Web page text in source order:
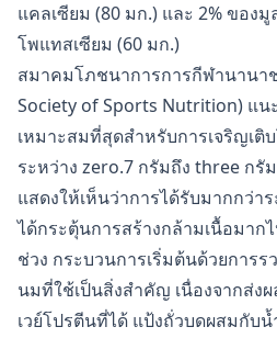
แคลเซียม (80 มก.) และ 2% ของ
โพแทสเซียม (60 มก.)
สมาคมโภชนาการการกีฬานานา
Society of Sports Nutrition) แ
เหมาะสมที่สุดสำหรับการเจริญเติ
ระหว่าง zero.7 กรัมถึง three ก
แสดงให้เห็นว่าการได้รับมากกว่
ได้กระตุ้นการสร้างกล้ามเนื้อมาก
ช่วง กระบวนการเริ่มต้นด้วยการ
นมที่ใช้เป็นสิ่งสำคัญ เนื่องจากส่ง
เวย์โปรตีนที่ได้ แป้งถั่วบดผสมกับน้